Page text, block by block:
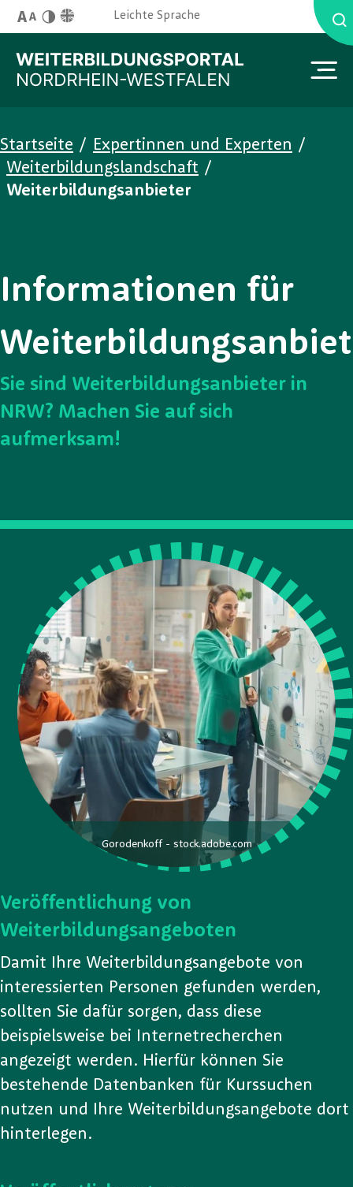
Skip to main content
Schriftgröße
Kontrast
English SiteLeichte Sprache
You are here:
Startseite / Expertinnen und Experten /
Weiterbildungslandschaft /
Weiterbildungsanbieter
Informationen für
Sie sind Weiterbildungsanbieter in
NRW? Machen Sie auf sich
aufmerksam!
Gorodenkoff - stock.adobe.com
Veröffentlichung von
Weiterbildungsangeboten
Damit Ihre Weiterbildungsangebote von
interessierten Personen gefunden werden,
sollten Sie dafür sorgen, dass diese
beispielsweise bei Internetrecherchen
angezeigt werden. Hierfür können Sie
bestehende Datenbanken für Kurssuchen
nutzen und Ihre Weiterbildungsangebote dort
hinterlegen.